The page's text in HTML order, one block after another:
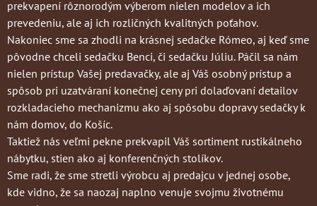
prekvapení rôznorodým výberom nielen modelov a ich
prevedeniu, ale aj ich rozličných kvalitných poťahov.
Nakoniec sme sa zhodli na krásnej sedačke Rómeo, aj keď sme
pôvodne chceli sedačku Benci, či sedačku Júliu. Páčil sa nám
nielen prístup Vašej predavačky, ale aj Váš osobný prístup a
spôsob pri uzatváraní konečnej ceny pri dolaďovaní detailov
rozkladacieho mechanizmu ako aj spôsobu dopravy sedačky k
nám domov, do Košíc.
Taktiež nás veľmi pekne prekvapil Váš sortiment rustikálneho
nábytku, stien ako aj konferenčných stolíkov.
Sme radi, že sme stretli výrobcu aj predajcu v jednej osobe,
kde vidno, že sa naozaj naplno venuje svojmu životnému